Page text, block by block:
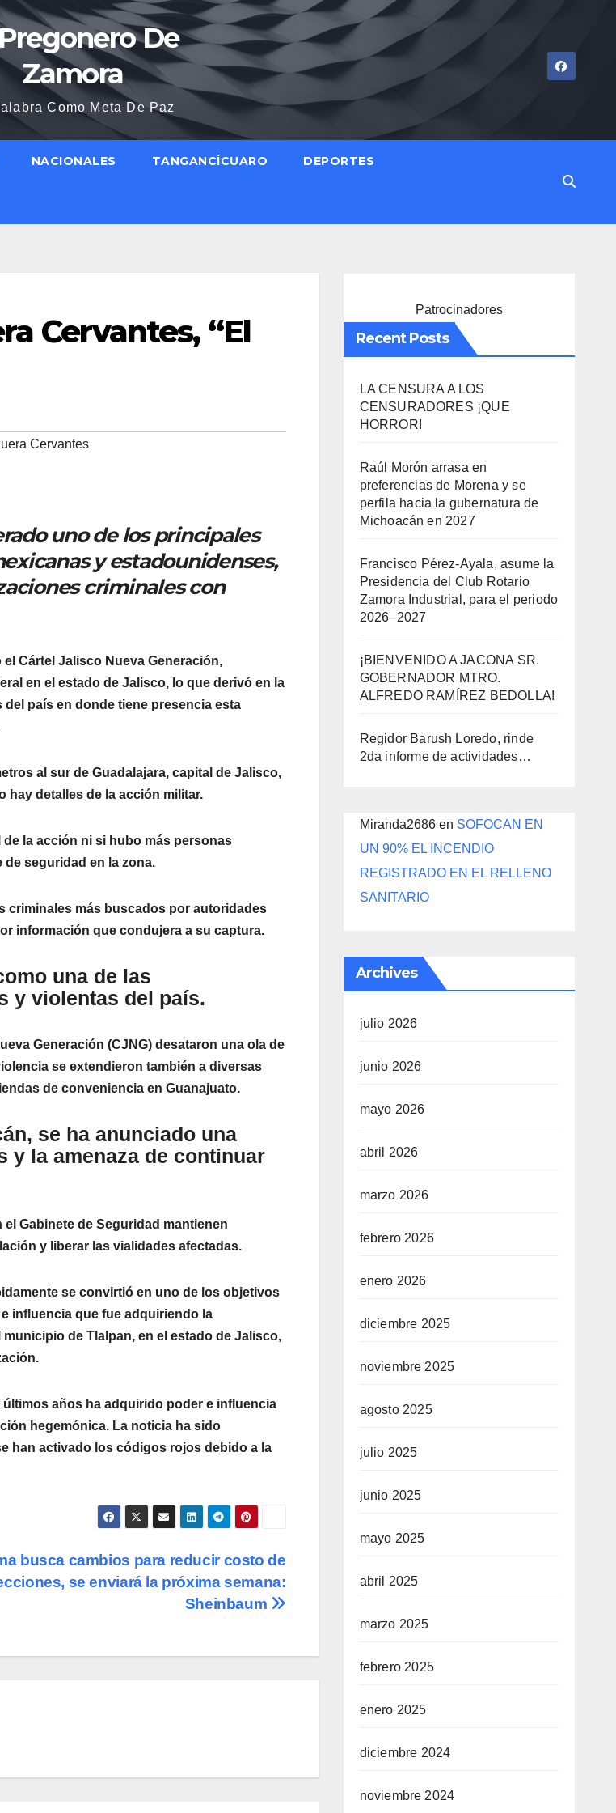
De
Zamora
Como Meta De Paz
NACIONALES TANGANCÍCUARO DEPORTES
Cervantes, “El
Cervantes
uno de los principales
y estadounidenses,
criminales con
Cártel Jalisco Nueva Generación,
en el estado de Jalisco, lo que derivó en la
país en donde tiene presencia esta
al sur de Guadalajara, capital de Jalisco,
hay detalles de la acción militar.
la acción ni si hubo más personas
seguridad en la zona.
criminales más buscados por autoridades
información que condujera a su captura.
una de las
y violentas del país.
Generación (CJNG) desataron una ola de
se extendieron también a diversas
de conveniencia en Guanajuato.
se ha anunciado una
y la amenaza de continuar
Gabinete de Seguridad mantienen
y liberar las vialidades afectadas.
se convirtió en uno de los objetivos
influencia que fue adquiriendo la
de Tlalpan, en el estado de Jalisco,
años ha adquirido poder e influencia
hegemónica. La noticia ha sido
han activado los códigos rojos debido a la
busca cambios para reducir costo de
se enviará la próxima semana:
Sheinbaum
Patrocinadores
Recent Posts
LA CENSURA A LOS
CENSURADORES ¡QUE
HORROR!
Raúl Morón arrasa en
preferencias de Morena y se
perfila hacia la gubernatura de
Michoacán en 2027
Francisco Pérez-Ayala, asume la
Presidencia del Club Rotario
Zamora Industrial, para el periodo
2026–2027
¡BIENVENIDO A JACONA SR.
GOBERNADOR MTRO.
ALFREDO RAMÍREZ BEDOLLA!
Regidor Barush Loredo, rinde
2da informe de actividades…
Miranda2686en SOFOCAN EN
UN 90% EL INCENDIO
REGISTRADO EN EL RELLENO
SANITARIO
Archives
julio 2026
junio 2026
mayo 2026
abril 2026
marzo 2026
febrero 2026
enero 2026
diciembre 2025
noviembre 2025
agosto 2025
julio 2025
junio 2025
mayo 2025
abril 2025
marzo 2025
febrero 2025
enero 2025
diciembre 2024
noviembre 2024